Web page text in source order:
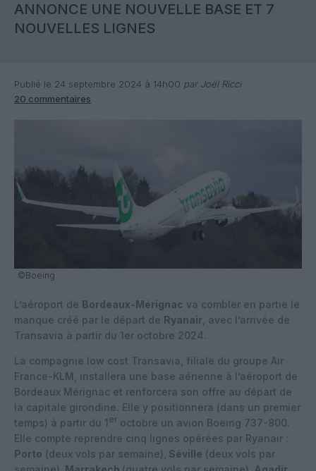
ANNONCE UNE NOUVELLE BASE ET 7
NOUVELLES LIGNES
Publié le 24 septembre 2024 à 14h00 par Joël Ricci
20 commentaires
©Boeing
L’aéroport de Bordeaux-Mérignac va combler en partie le
manque créé par le départ de Ryanair , avec l’arrivée de
Transavia à partir du 1er octobre 2024.
La compagnie low cost Transavia, filiale du groupe Air
France-KLM, installera une base aérienne à l’aéroport de
Bordeaux Mérignac et renforcera son offre au départ de
la capitale girondine. Elle y positionnera (dans un premier
temps) à partir du 1 er octobre un avion Boeing 737-800.
Elle compte reprendre cinq lignes opérées par Ryanair :
Porto (deux vols par semaine), Séville (deux vols par